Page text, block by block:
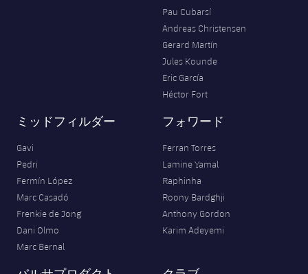
Pau Cubarsí
Andreas Christensen
Gerard Martín
Jules Kounde
Eric García
Héctor Fort
ミッドフィルダー
Gavi
Pedri
Fermín López
Marc Casadó
Frenkie de Jong
Dani Olmo
Marc Bernal
フォワード
Ferran Torres
Lamine Yamal
Raphinha
Roony Bardghji
Anthony Gordon
Karim Adeyemi